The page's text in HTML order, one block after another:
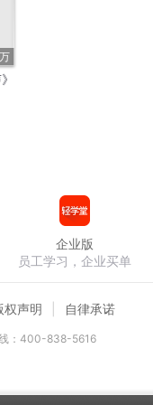
企业版
员工学习，企业买单
权声明 自律承诺
：400-838-5616